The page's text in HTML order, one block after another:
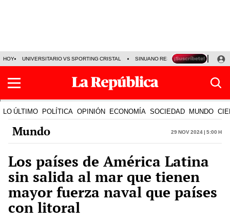
HOY UNIVERSITARIO VS SPORTING CRISTAL SINUANO RESULTADOS HOY
LO ÚLTIMO POLÍTICA OPINIÓN ECONOMÍA SOCIEDAD MUNDO
Mundo 29 Nov 2024 | 5:00 h
Los países de América Latina
sin salida al mar que tienen
mayor fuerza naval que países
con litoral